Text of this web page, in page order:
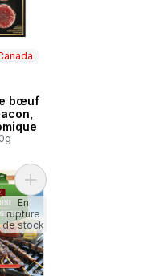
bœuf
produit pour les options
la description du
porc marinées
Ajouter Spiedini à
En
rupture
de stock